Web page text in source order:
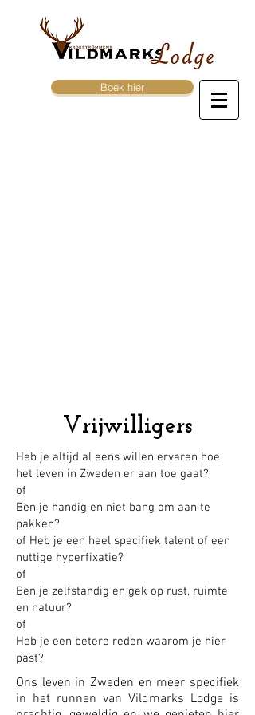
Boek hier
Vrijwilligers
Heb je altijd al eens willen ervaren hoe
het leven in Zweden er aan toe gaat?
of
Ben je handig en niet bang om aan te
pakken?
of Heb je een heel specifiek talent of een
nuttige hyperfixatie?
of
Ben je zelfstandig en gek op rust, ruimte
en natuur?
of
Heb je een betere reden waarom je hier
past?
Ons leven in Zweden en meer specifiek
in het runnen van Vildmarks Lodge is